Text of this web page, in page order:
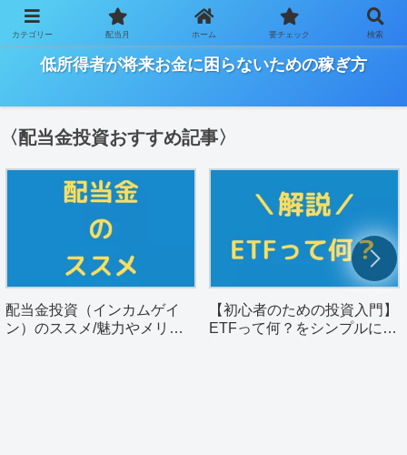
ー「ワーキングプアの将来を明るく」を目指すサイトー
低所得者が将来お金に困らないための稼ぎ方
〈配当金投資おすすめ記事〉
配当金投資（インカムゲイ
ン）のススメ/魅力やメリッ
【初心者のための投資入門】
ETFって何？をシンプルに解
カテゴリー 配当月 ホーム 要チェック 検索